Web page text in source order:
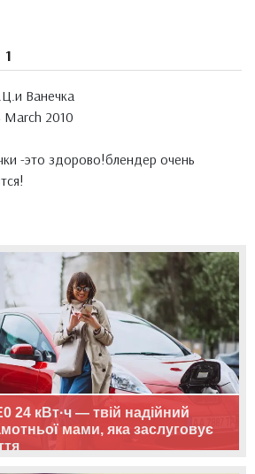
1
Ванечка
March 2010
-это здорово!блендер очень
24 кВт·ч — твій надійний
мами, яка заслуговує